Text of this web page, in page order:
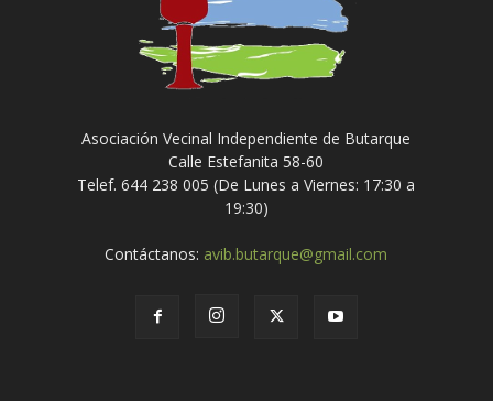
Asociación Vecinal Independiente de Butarque
Calle Estefanita 58-60
Telef. 644 238 005 (De Lunes a Viernes: 17:30 a
19:30)
Contáctanos: avib.butarque@gmail.com